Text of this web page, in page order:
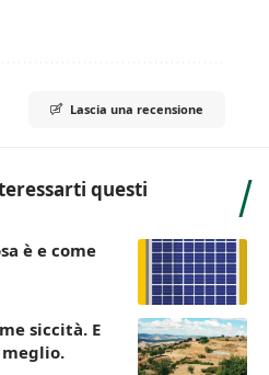
Lascia una recensione
questi
è e come
siccità. E